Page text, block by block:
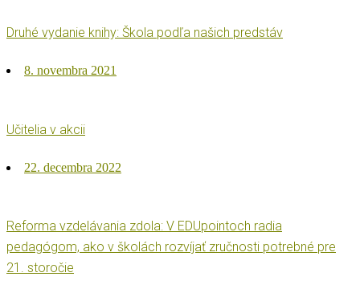
Druhé vydanie knihy: Škola podľa našich predstáv
Posted
8. novembra 2021
Učitelia v akcii
Posted
22. decembra 2022
Reforma vzdelávania zdola: V EDUpointoch radia
pedagógom, ako v školách rozvíjať zručnosti potrebné pre
21. storočie